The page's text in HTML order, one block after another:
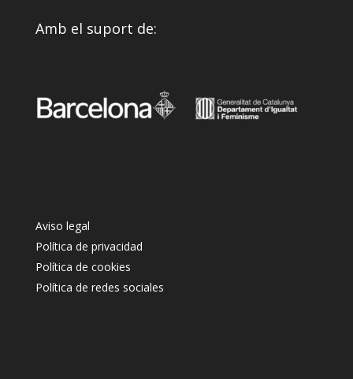
Amb el suport de:
Aviso legal
Política de privacidad
Política de cookies
Política de redes sociales